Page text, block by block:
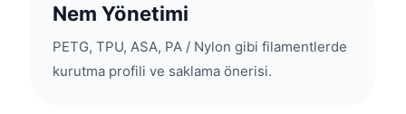
Nem Yönetimi
PETG, TPU, ASA, PA / Nylon gibi filamentlerde
kurutma profili ve saklama önerisi.